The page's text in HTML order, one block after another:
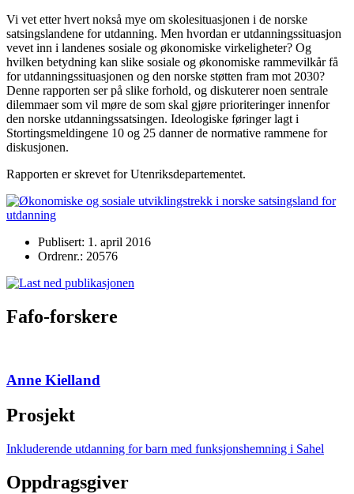
Vi vet etter hvert nokså mye om skolesituasjonen i de norske
satsingslandene for utdanning. Men hvordan er utdanningssituasjon
vevet inn i landenes sosiale og økonomiske virkeligheter? Og
hvilken betydning kan slike sosiale og økonomiske rammevilkår få
for utdanningssituasjonen og den norske støtten fram mot 2030?
Denne rapporten ser på slike forhold, og diskuterer noen sentrale
dilemmaer som vil møre de som skal gjøre prioriteringer innenfor
den norske utdanningssatsingen. Ideologiske føringer lagt i
Stortingsmeldingene 10 og 25 danner de normative rammene for
diskusjonen.
Rapporten er skrevet for Utenriksdepartementet.
Publisert: 1. april 2016
Ordrenr.: 20576
Fafo-forskere
Anne Kielland
Prosjekt
Inkluderende utdanning for barn med funksjonshemning i Sahel
Oppdragsgiver